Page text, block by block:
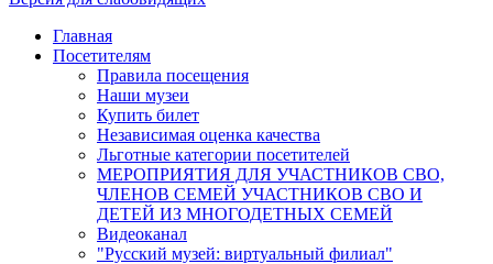
Главная
Посетителям
Правила посещения
Наши музеи
Купить билет
Независимая оценка качества
Льготные категории посетителей
МЕРОПРИЯТИЯ ДЛЯ УЧАСТНИКОВ СВО,
ЧЛЕНОВ СЕМЕЙ УЧАСТНИКОВ СВО И
ДЕТЕЙ ИЗ МНОГОДЕТНЫХ СЕМЕЙ
Видеоканал
"Русский музей: виртуальный филиал"